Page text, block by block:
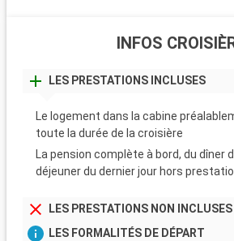
INFOS
LES PRESTATIONS INCLUSES
Le logement dans la cabine
toute la durée de la croisière
La pension complète à bord, du dîner
déjeuner du dernier jour hors
LES PRESTATIONS NON INCLUSES
LES FORMALITÉS DE DÉPART